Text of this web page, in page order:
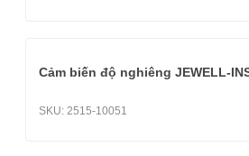
Cảm biến độ nghiêng JEWELL-
SKU: 2515-10051